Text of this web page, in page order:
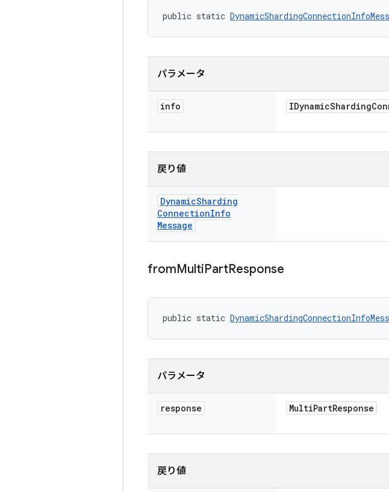
public static
パラメータ
info IDynamicSharding
戻り値
DynamicSharding
ConnectionInfo
Message
fromMultiPartResponse
public static
パラメータ
response MultiPartResponse
戻り値